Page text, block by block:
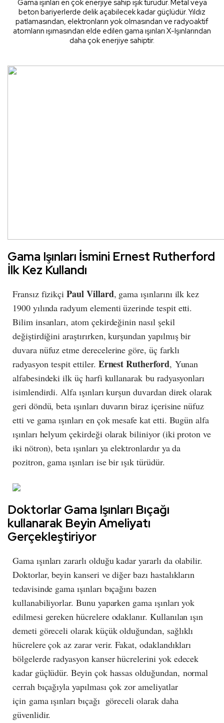
Gama ışınları en çok enerjiye sahip ışık türüdür. Metal veya
beton bariyerlerde delik açabilecek kadar güçlüdür. Yıldız
patlamasından, elektronların yok olmasından ve radyoaktif
atomların ışımasından elde edilen gama ışınları X-Işınlarından
daha çok enerjiye sahiptir.
Gama Işınları İsmini Ernest Rutherford
İlk Kez Kullandı
Fransız fizikçiPaul Villard, gama ışınlarını ilk kez
1900 yılında radyum elementi üzerinde tespit etti.
Bilim insanları, atom çekirdeğinin nasıl şekil
değiştirdiğini araştırırken, kurşundan yapılmış bir
duvara nüfuz etme derecelerine göre, üç farklı
radyasyon tespit ettiler. Ernest Rutherford, Yunan
alfabesindeki ilk üç harfi kullanarak bu radyasyonları
isimlendirdi. Alfa ışınları kurşun duvardan direk olarak
geri döndü, beta ışınları duvarın biraz içerisine nüfuz
etti ve gama ışınları en çok mesafe kat etti. Bugün alfa
ışınları helyum çekirdeği olarak biliniyor (iki proton ve
iki nötron), beta ışınları ya elektronlardır ya da
pozitron, gama ışınları ise bir ışık türüdür.
Doktorlar Gama Işınları Bıçağı
kullanarak Beyin Ameliyatı
Gerçekleştiriyor
Gama ışınları zararlı olduğu kadar yararlı da olabilir.
Doktorlar, beyin kanseri ve diğer bazı hastalıkların
tedavisinde gama ışınları bıçağını bazen
kullanabiliyorlar. Bunu yaparken gama ışınları yok
edilmesi gereken hücrelere odaklanır. Kullanılan ışın
demeti göreceli olarak küçük olduğundan, sağlıklı
hücrelere çok az zarar verir. Fakat, odaklandıkları
bölgelerde radyasyon kanser hücrelerini yok edecek
kadar güçlüdür. Beyin çok hassas olduğundan, normal
cerrah bıçağıyla yapılması çok zor ameliyatlar
için gama ışınları bıçağı göreceli olarak daha
güvenlidir.